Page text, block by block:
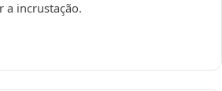
a incrustação.